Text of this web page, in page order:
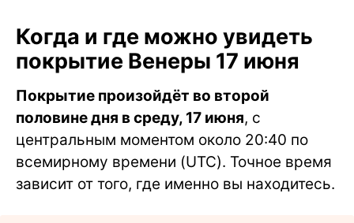
Когда и где можно увидеть
покрытие Венеры 17 июня
Покрытие произойдёт во второй
половине дня в среду, 17 июня, с
центральным моментом около 20:40 по
всемирному времени (UTC). Точное время
зависит от того, где именно вы находитесь.